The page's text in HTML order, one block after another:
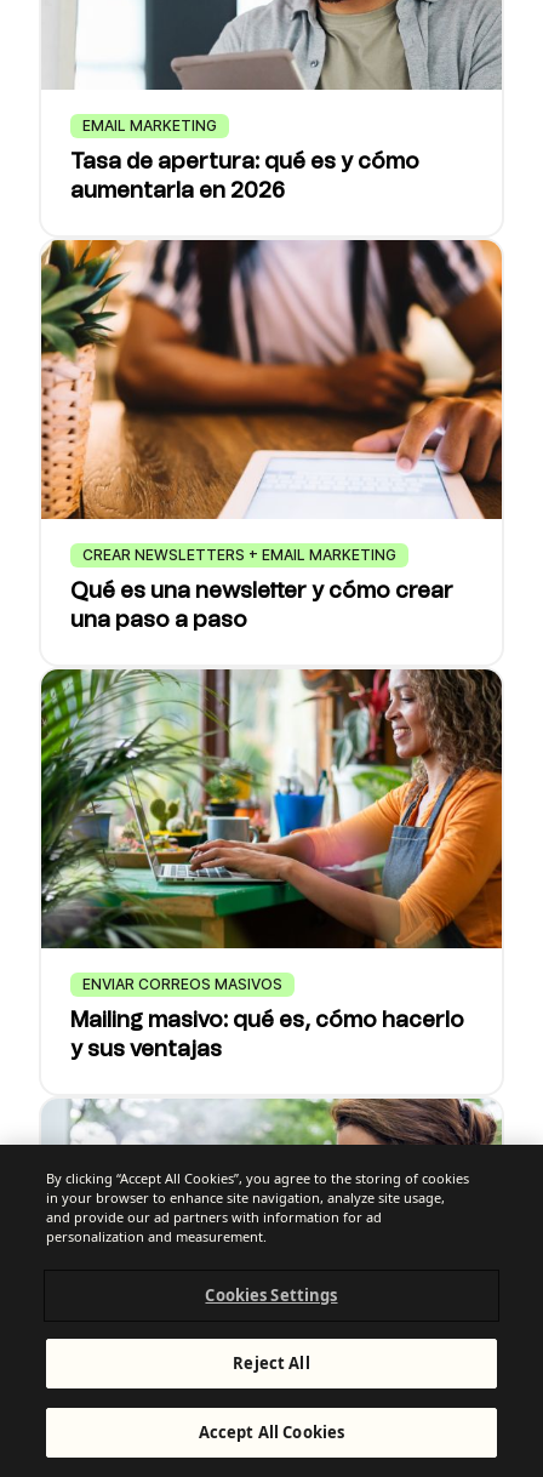
EMAIL MARKETING
Tasa de apertura: qué es y cómo
aumentarla en 2026
CREAR NEWSLETTERS + EMAIL MARKETING
Qué es una newsletter y cómo crear
una paso a paso
ENVIAR CORREOS MASIVOS
Mailing masivo: qué es, cómo hacerlo
y sus ventajas
CHAT + WHATSAPP
By clicking “Accept All Cookies”, you agree to the storing of cookies
in your browser to enhance site navigation, analyze site usage,
and provide our ad partners with information for ad
personalization and measurement.
Cookies Settings
Reject All
Accept All Cookies